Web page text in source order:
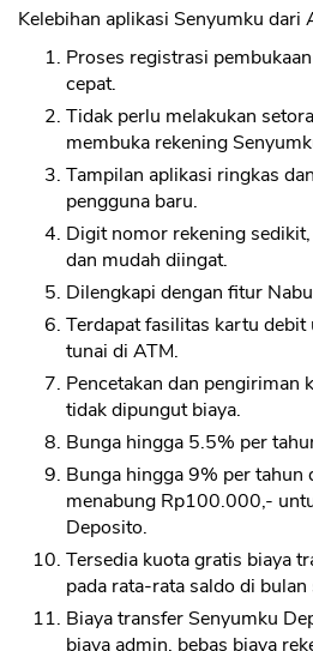
Kelebihan aplikasi Senyumku dari
Proses registrasi
cepat.
Tidak perlu melakukan
membuka rekening
Tampilan aplikasi ringkas
pengguna baru.
Digit nomor rekening
dan mudah diingat.
Dilengkapi dengan fitur
Terdapat fasilitas kartu
tunai di ATM.
Pencetakan dan pengiriman
tidak dipungut biaya.
Bunga hingga 5.5% per
Bunga hingga 9% per tahun
menabung Rp100.000,-
Deposito.
Tersedia kuota gratis biaya
pada rata-rata saldo di bulan
Biaya transfer Senyumku
biaya admin, bebas biaya